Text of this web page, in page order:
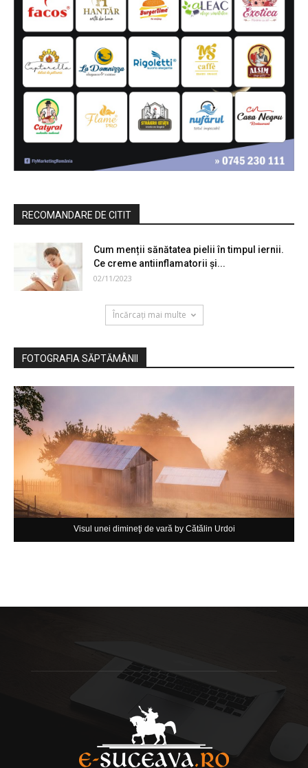
RECOMANDARE DE CITIT
Cum menții sănătatea pielii în timpul iernii.
Ce creme antiinflamatorii și...
02/11/2023
Încărcați mai multe
FOTOGRAFIA SĂPTĂMÂNII
Visul unei dimineţi de vară by Cătălin Urdoi